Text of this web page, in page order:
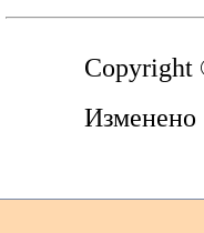
Copyright